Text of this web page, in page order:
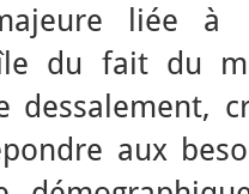
liée à
du fait du
dessalement,
aux